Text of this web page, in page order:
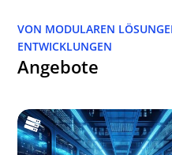
VON MODULAREN
ENTWICKLUNGEN
Angebote